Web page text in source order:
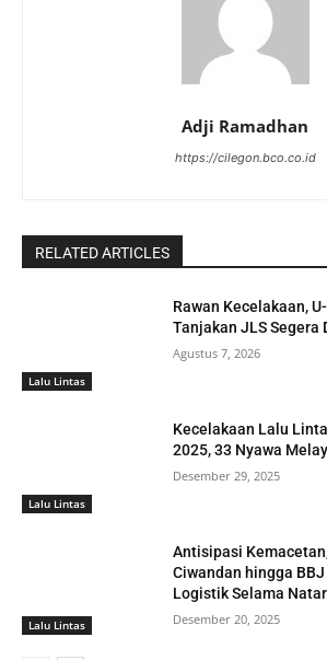
Adji Ramadhan
https://cilegon.bco.co.id
RELATED ARTICLES
Lalu Lintas
Rawan Kecelakaan,
Tanjakan JLS Segera
Agustus 7, 2026
Lalu Lintas
Kecelakaan Lalu
2025, 33 Nyawa
Desember 29, 2025
Lalu Lintas
Antisipasi
Ciwandan hingga
Logistik Selama
Desember 20, 2025